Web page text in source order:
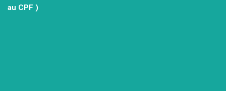
au CPF )